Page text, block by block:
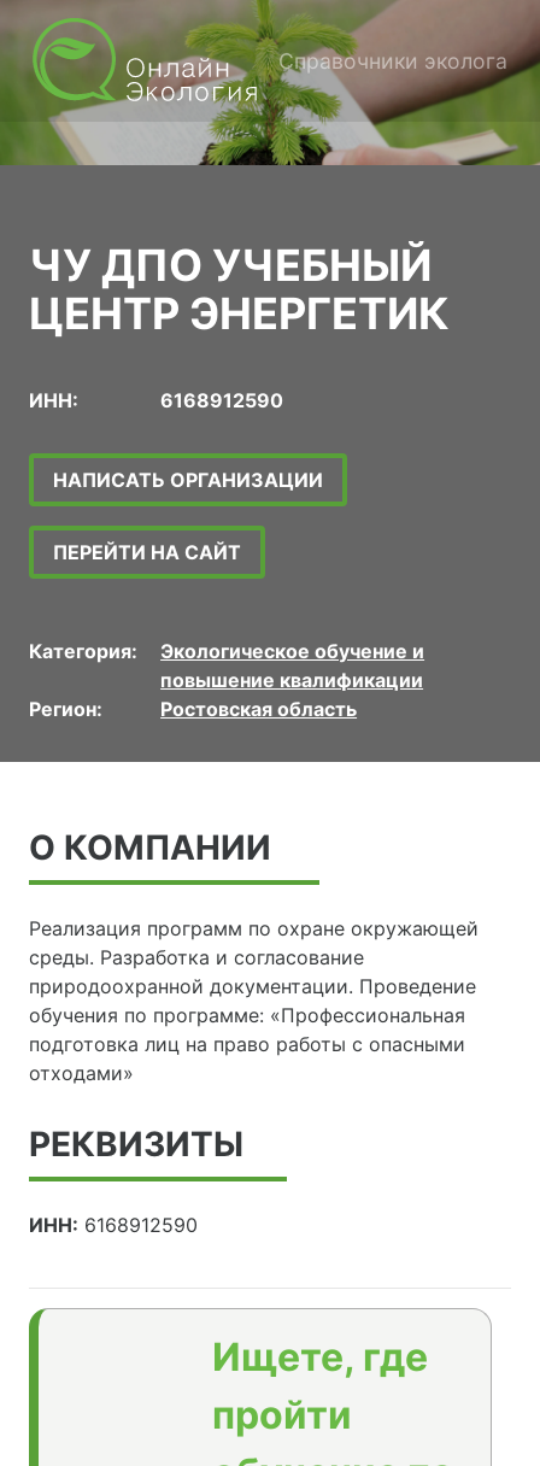
Справочники эколога
ЧУ ДПО УЧЕБНЫЙ
ЦЕНТР ЭНЕРГЕТИК
ИНН: 6168912590
НАПИСАТЬ ОРГАНИЗАЦИИ
ПЕРЕЙТИ НА САЙТ
Категория:
Экологическое обучение и
повышение квалификации
Регион:
Ростовская область
О КОМПАНИИ
Реализация программ по охране окружающей
среды. Разработка и согласование
природоохранной документации. Проведение
обучения по программе: «Профессиональная
подготовка лиц на право работы с опасными
отходами»
РЕКВИЗИТЫ
ИНН: 6168912590
Ищете, где
пройти